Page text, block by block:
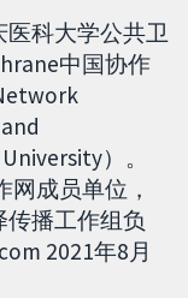
科大学公共卫
中国协作
）。
成员单位，
播工作组负
2021年8月